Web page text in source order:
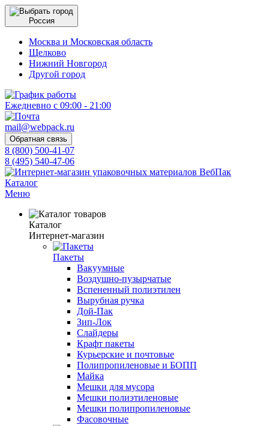
Россия
Москва и Московская область
Щелково
Нижний Новгород
Другой город
Ежедневно с 09:00 - 21:00
mail@webpack.ru
Обратная связь
8 (800) 500-41-07
8 (495) 540-47-06
Каталог
Меню
Каталог
Интернет-магазин
Пакеты
Вакуумные
Воздушно-пузырчатые
Вспененный полиэтилен
Вырубная ручка
Дой-Пак
Зип-Лок
Слайдеры
Крафт пакеты
Курьерские и почтовые
Полипропиленовые и БОПП
Майка
Мешки для мусора
Мешки полиэтиленовые
Мешки полипропиленовые
Фасовочные